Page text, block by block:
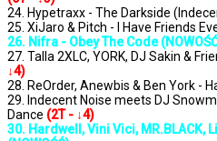
24. Hypetraxx - The Darkside
25. XiJaro & Pitch - I Have Friends
26. Nifra - Obey The Code
27. Talla 2XLC, YORK, DJ Sakin &
↓4)
28. ReOrder, Anewbis & Ben York -
29. Indecent Noise meets DJ
Dance (2T - ↓4)
30. Hardwell, Vini Vici, MR.BLACK,